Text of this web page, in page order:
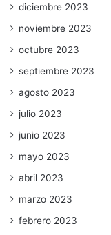
diciembre 2023
noviembre 2023
octubre 2023
septiembre 2023
agosto 2023
julio 2023
junio 2023
mayo 2023
abril 2023
marzo 2023
febrero 2023